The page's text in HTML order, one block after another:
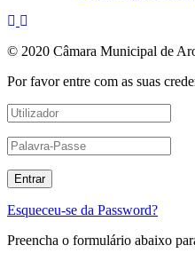
© 2020 Câmara Municipal de
Por favor entre com as suas
Esqueceu-se da Password?
Preencha o formulário abaixo